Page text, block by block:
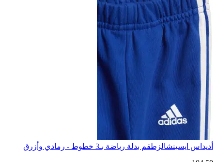
أديداس ايسينشالزطقم بدلة رياضة بـ3 خطوط - رمادي وأزرق